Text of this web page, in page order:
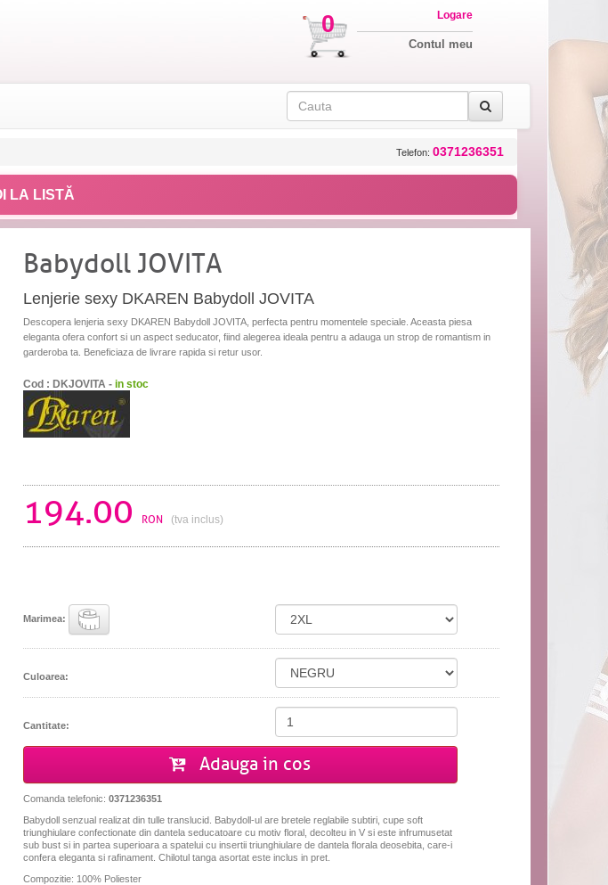
0 Logare
Contul meu
Telefon: 0371236351
LA LISTĂ
Babydoll JOVITA
Lenjerie sexy DKAREN Babydoll JOVITA
Descopera lenjeria sexy DKAREN Babydoll JOVITA, perfecta pentru momentele speciale. Aceasta piesa
eleganta ofera confort si un aspect seducator, fiind alegerea ideala pentru a adauga un strop de romantism in
garderoba ta. Beneficiaza de livrare rapida si retur usor.
Cod : DKJOVITA - in stoc
194.00 RON (tva inclus)
Marimea:
Culoarea:
Cantitate:
Adauga in cos
Comanda telefonic: 0371236351
Babydoll senzual realizat din tulle translucid. Babydoll-ul are bretele reglabile subtiri, cupe soft
triunghiulare confectionate din dantela seducatoare cu motiv floral, decolteu in V si este infrumusetat
sub bust si in partea superioara a spatelui cu insertii triunghiulare de dantela florala deosebita, care-i
confera eleganta si rafinament. Chilotul tanga asortat este inclus in pret.
Compozitie: 100% Poliester